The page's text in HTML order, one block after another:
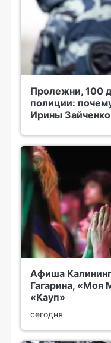
Пролежни, 100
полиции:
Ирины Зайченко
Афиша
Гагарина, «Моя
«Кауп»
сегодня